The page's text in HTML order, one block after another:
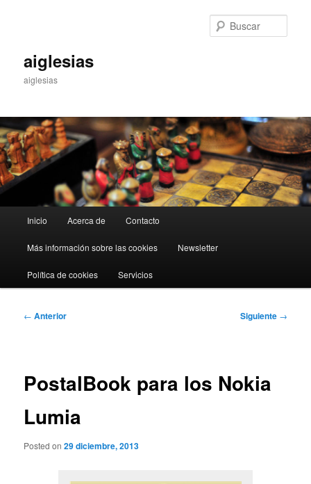
aiglesias
aiglesias
principal
Inicio Acerca de Contacto
Más información sobre las cookies Newsletter
Política de cookies Servicios
Navegación
← Anterior Siguiente →
PostalBook para los Nokia
Lumia
Posted on29 diciembre, 2013